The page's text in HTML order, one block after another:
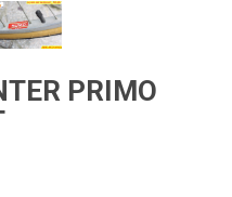
PRIMO